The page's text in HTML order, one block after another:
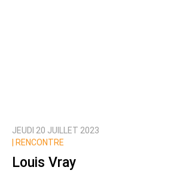
JEUDI 20 JUILLET 2023
| RENCONTRE
Louis Vray